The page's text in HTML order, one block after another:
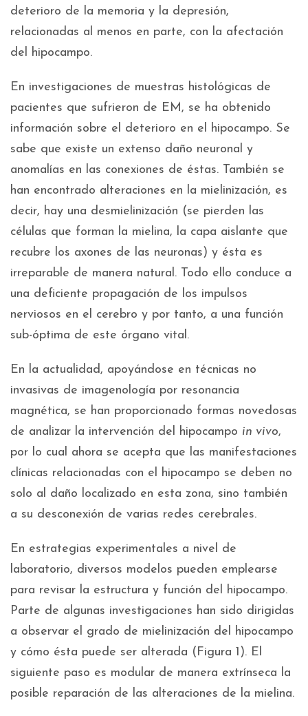
deterioro de la memoria y la depresión,
relacionadas al menos en parte, con la afectación
del hipocampo.
En investigaciones de muestras histológicas de
pacientes que sufrieron de EM, se ha obtenido
información sobre el deterioro en el hipocampo. Se
sabe que existe un extenso daño neuronal y
anomalías en las conexiones de éstas. También se
han encontrado alteraciones en la mielinización, es
decir, hay una desmielinización (se pierden las
células que forman la mielina, la capa aislante que
recubre los axones de las neuronas) y ésta es
irreparable de manera natural. Todo ello conduce a
una deficiente propagación de los impulsos
nerviosos en el cerebro y por tanto, a una función
sub-óptima de este órgano vital.
En la actualidad, apoyándose en técnicas no
invasivas de imagenología por resonancia
magnética, se han proporcionado formas novedosas
de analizar la intervención del hipocampo in vivo,
por lo cual ahora se acepta que las manifestaciones
clínicas relacionadas con el hipocampo se deben no
solo al daño localizado en esta zona, sino también
a su desconexión de varias redes cerebrales.
En estrategias experimentales a nivel de
laboratorio, diversos modelos pueden emplearse
para revisar la estructura y función del hipocampo.
Parte de algunas investigaciones han sido dirigidas
a observar el grado de mielinización del hipocampo
y cómo ésta puede ser alterada (Figura 1). El
siguiente paso es modular de manera extrínseca la
posible reparación de las alteraciones de la mielina.